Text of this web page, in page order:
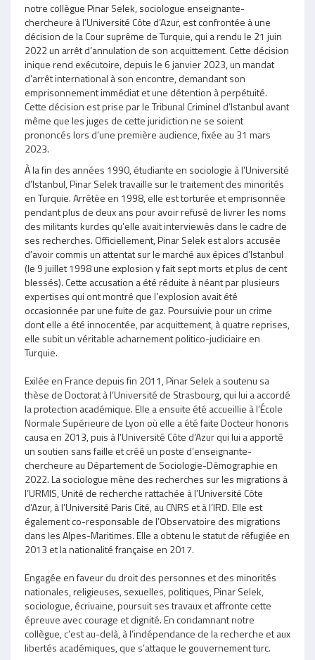
notre collègue Pinar Selek, sociologue enseignante-
chercheure à l’Université Côte d’Azur, est confrontée à une
décision de la Cour suprême de Turquie, qui a rendu le 21 juin
2022 un arrêt d’annulation de son acquittement. Cette décision
inique rend exécutoire, depuis le 6 janvier 2023, un mandat
d’arrêt international à son encontre, demandant son
emprisonnement immédiat et une détention à perpétuité.
Cette décision est prise par le Tribunal Criminel d’Istanbul avant
même que les juges de cette juridiction ne se soient
prononcés lors d’une première audience, fixée au 31 mars
2023.
À la fin des années 1990, étudiante en sociologie à l’Université
d’Istanbul, Pinar Selek travaille sur le traitement des minorités
en Turquie. Arrêtée en 1998, elle est torturée et emprisonnée
pendant plus de deux ans pour avoir refusé de livrer les noms
des militants kurdes qu’elle avait interviewés dans le cadre de
ses recherches. Officiellement, Pinar Selek est alors accusée
d’avoir commis un attentat sur le marché aux épices d’Istanbul
(le 9 juillet 1998 une explosion y fait sept morts et plus de cent
blessés). Cette accusation a été réduite à néant par plusieurs
expertises qui ont montré que l’explosion avait été
occasionnée par une fuite de gaz. Poursuivie pour un crime
dont elle a été innocentée, par acquittement, à quatre reprises,
elle subit un véritable acharnement politico-judiciaire en
Turquie.
Exilée en France depuis fin 2011, Pinar Selek a soutenu sa
thèse de Doctorat à l’Université de Strasbourg, qui lui a accordé
la protection académique. Elle a ensuite été accueillie à l’École
Normale Supérieure de Lyon où elle a été faite Docteur honoris
causa en 2013, puis à l’Université Côte d’Azur qui lui a apporté
un soutien sans faille et créé un poste d’enseignante-
chercheure au Département de Sociologie-Démographie en
2022. La sociologue mène des recherches sur les migrations à
l’URMIS, Unité de recherche rattachée à l’Université Côte
d’Azur, à l’Université Paris Cité, au CNRS et à l’IRD. Elle est
également co-responsable de l’Observatoire des migrations
dans les Alpes-Maritimes. Elle a obtenu le statut de réfugiée en
2013 et la nationalité française en 2017.
Engagée en faveur du droit des personnes et des minorités
nationales, religieuses, sexuelles, politiques, Pinar Selek,
sociologue, écrivaine, poursuit ses travaux et affronte cette
épreuve avec courage et dignité. En condamnant notre
collègue, c’est au-delà, à l’indépendance de la recherche et aux
libertés académiques, que s’attaque le gouvernement turc.